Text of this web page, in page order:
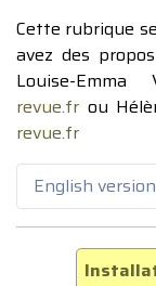
Cette rubrique
avez des
Louise-
revue.fr ou
revue.fr
English version